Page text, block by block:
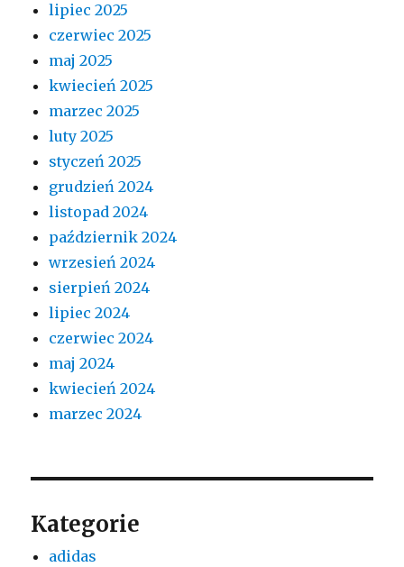
lipiec 2025
czerwiec 2025
maj 2025
kwiecień 2025
marzec 2025
luty 2025
styczeń 2025
grudzień 2024
listopad 2024
październik 2024
wrzesień 2024
sierpień 2024
lipiec 2024
czerwiec 2024
maj 2024
kwiecień 2024
marzec 2024
Kategorie
adidas